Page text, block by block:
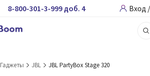
8-800-301-3-999 доб. 4 Вход
Гаджеты JBL JBL PartyBox Stage 320